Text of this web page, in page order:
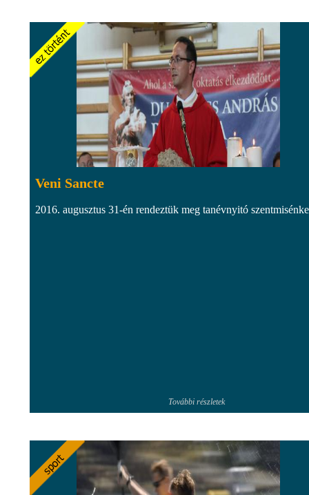
Veni Sancte
2016. augusztus 31-én rendeztük meg tanévnyitó
További részletek